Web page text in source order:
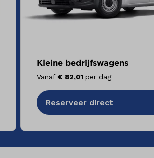
Kleine bedrijfswagens
Vanaf€ 82,01per dag
Reserveer direct